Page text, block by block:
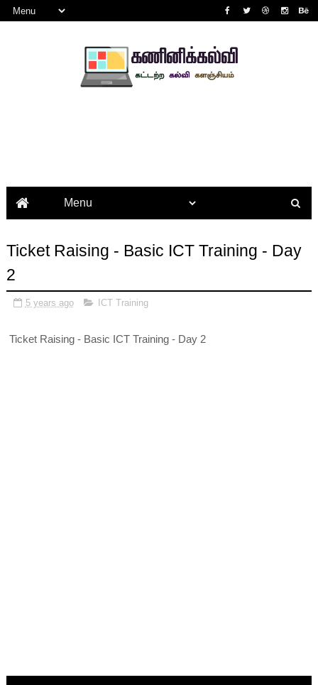
Ticket Raising - Basic ICT Training - Day
2
5 years ago ICT Training
Ticket Raising - Basic ICT Training - Day 2